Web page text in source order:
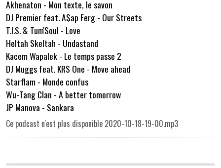
Akhenaton - Mon texte, le savon
DJ Premier feat. A$ap Ferg - Our Streets
T.I.S. & Tum'Soul - Love
Heltah Skeltah - Undastand
Kacem Wapalek - Le temps passe 2
DJ Muggs feat. KRS One - Move ahead
Starflam - Monde confus
Wu-Tang Clan - A better tomorrow
JP Manova - Sankara
Ce podcast n'est plus disponible 2020-10-18-19-00.mp3